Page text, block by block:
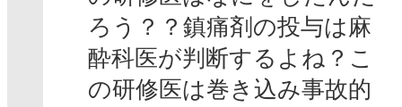
ろう？？鎮痛剤の投与は麻
酔科医が判断するよね？こ
の研修医は巻き込み事故的